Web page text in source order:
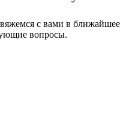
с вами в ближайшее
вопросы.